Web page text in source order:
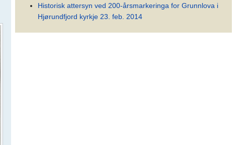
Historisk attersyn ved 200-årsmarkeringa for Grunnlova i
Hjørundfjord kyrkje 23. feb. 2014